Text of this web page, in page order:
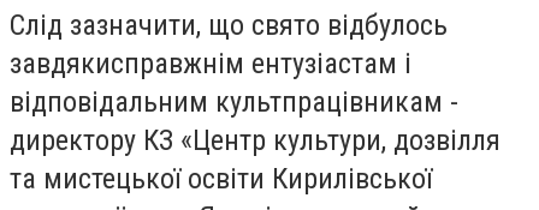
Слід зазначити, що свято відбулось
завдякисправжнім ентузіастам і
відповідальним культпрацівникам -
директору КЗ «Центр культури, дозвілля
та мистецької освіти Кирилівської